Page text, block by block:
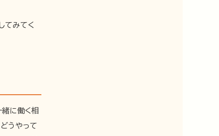
てみてく
に働く相
うやって